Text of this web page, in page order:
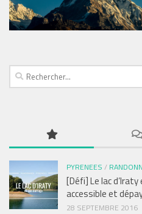
Rechercher :
PYRENEES /
[Défi] Le lac
accessible et
28 SEPTEMBRE 2016